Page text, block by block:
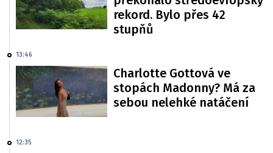
rekord. Bylo přes 42
stupňů
13:46
Charlotte Gottová ve
stopách Madonny? Má za
sebou nelehké natáčení
12:35